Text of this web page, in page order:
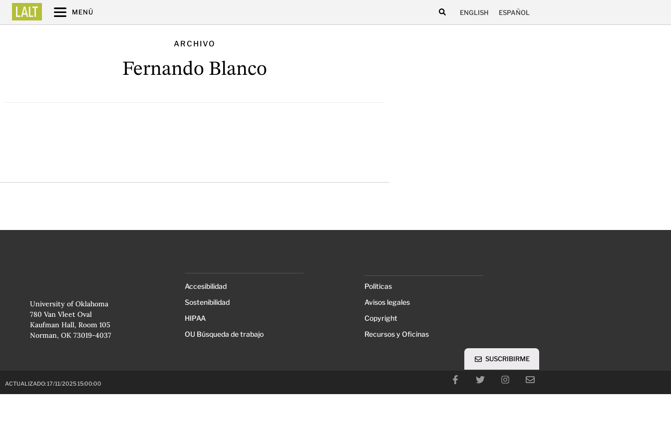
MENÚ ENGLISH ESPAÑOL
ARCHIVO
Fernando Blanco
University of Oklahoma
780 Van Vleet Oval
Kaufman Hall, Room 105
Norman, OK 73019-4037
Accesibilidad
Sostenibilidad
HIPAA
OU Búsqueda de trabajo
Políticas
Avisos legales
Copyright
Recursos y Oficinas
ACTUALIZADO: 17/11/2025 15:00:00
SUSCRIBIRME